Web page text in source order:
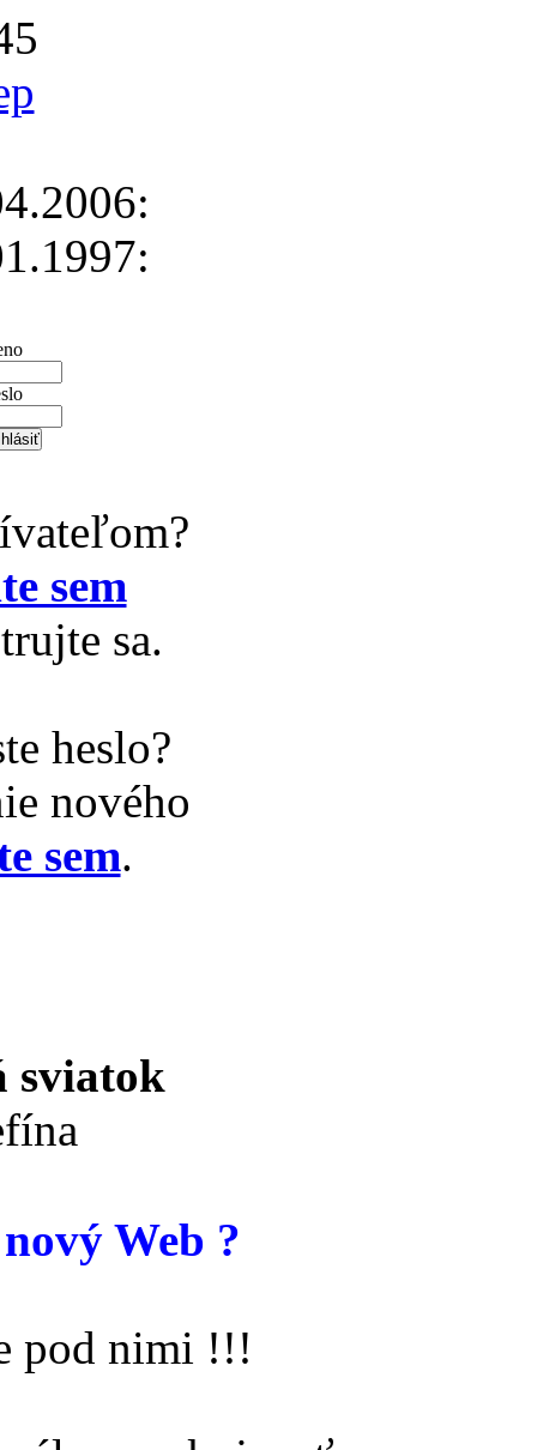
sem
sa.
heslo?
nového
sem.
sviatok
Web ?
pod nimi !!!